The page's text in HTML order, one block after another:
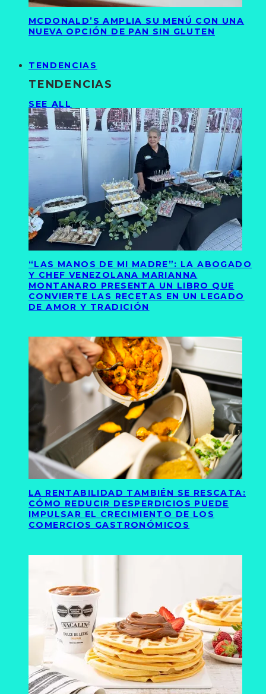
MCDONALD’S AMPLIA SU MENÚ CON UNA
NUEVA OPCIÓN DE PAN SIN GLUTEN
TENDENCIAS
TENDENCIAS
SEE ALL
“LAS MANOS DE MI MADRE”: LA ABOGADO
Y CHEF VENEZOLANA MARIANNA
MONTANARO PRESENTA UN LIBRO QUE
CONVIERTE LAS RECETAS EN UN LEGADO
DE AMOR Y TRADICIÓN
LA RENTABILIDAD TAMBIÉN SE RESCATA:
CÓMO REDUCIR DESPERDICIOS PUEDE
IMPULSAR EL CRECIMIENTO DE LOS
COMERCIOS GASTRONÓMICOS